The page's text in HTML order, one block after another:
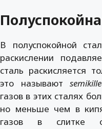
В полуспокойной
раскислении
сталь раскисляется
это называют
газов в этих сталях
но меньше чем в
газов в слитке